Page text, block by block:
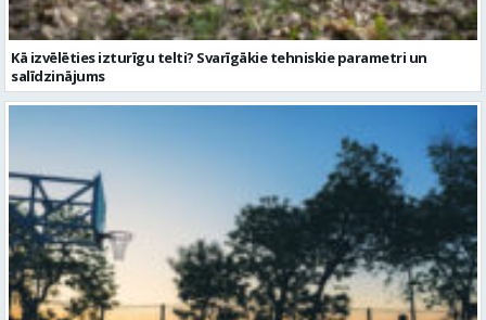
Kā izvēlēties izturīgu telti? Svarīgākie tehniskie parametri un
salīdzinājums